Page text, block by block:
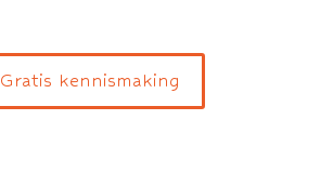
Gratis kennismaking